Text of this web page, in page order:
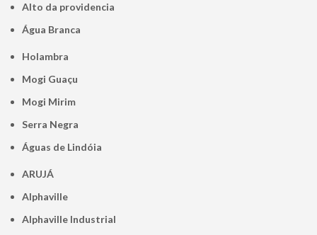
alto da providencia
Água Branca
Holambra
Mogi Guaçu
Mogi Mirim
Serra Negra
Águas de Lindóia
ARUJÁ
Alphaville
Alphaville Industrial